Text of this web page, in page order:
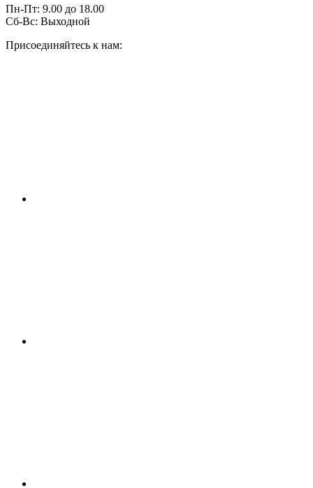
Пн-Пт: 9.00 до 18.00
Сб-Вс: Выходной
Присоединяйтесь к нам: